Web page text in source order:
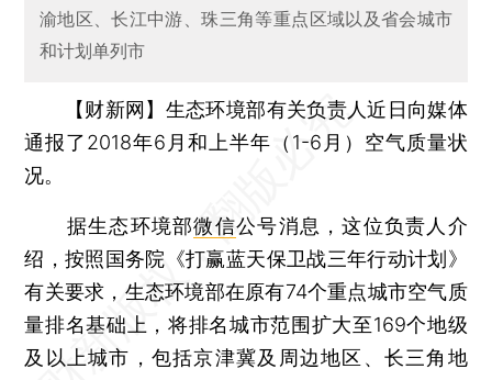
渝地区、长江中游、珠三角等重点区域以及省会城市
和计划单列市
【财新网】 生态环境部有关负责人近日向媒体
通报了2018年6月和上半年（1-6月）空气质量状
况。
据生态环境部微信公号消息，这位负责人介
绍，按照国务院《打赢蓝天保卫战三年行动计划》
有关要求，生态环境部在原有74个重点城市空气质
量排名基础上，将排名城市范围扩大至169个地级
及以上城市，包括京津冀及周边地区、长三角地